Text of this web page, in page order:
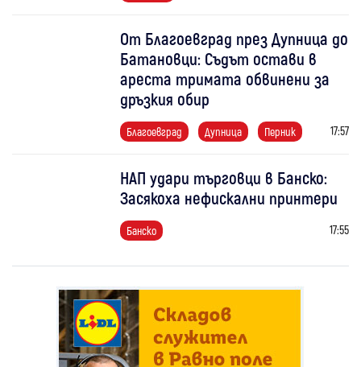
От Благоевград през Дупница до
Батановци: Съдът остави в
ареста тримата обвинени за
дръзкия обир
Благоевград Дупница Перник 17:57
НАП удари търговци в Банско:
Засякоха нефискални принтери
Банско 17:55